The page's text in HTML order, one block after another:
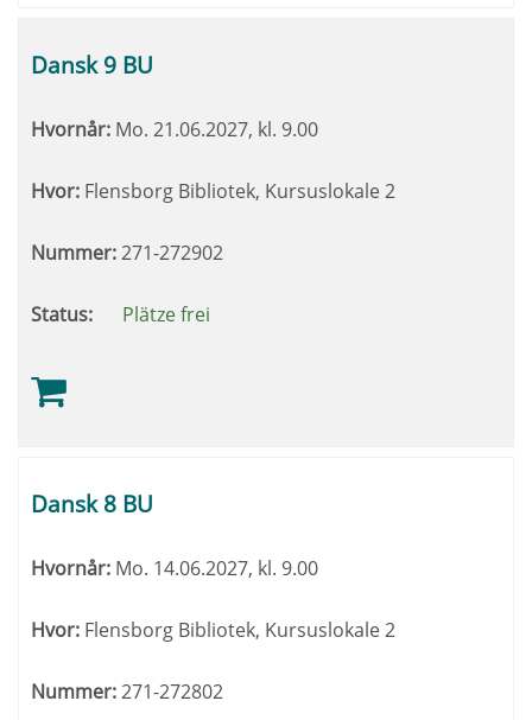
Dansk 9 BU
Hvornår: Mo. 21.06.2027, kl. 9.00
Hvor: Flensborg Bibliotek, Kursuslokale 2
Nummer:271-272902
Status: Plätze frei
Dansk 8 BU
Hvornår: Mo. 14.06.2027, kl. 9.00
Hvor: Flensborg Bibliotek, Kursuslokale 2
Nummer:271-272802